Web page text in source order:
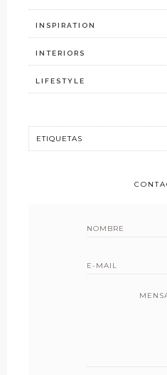
INSPIRATION
INTERIORS
LIFESTYLE